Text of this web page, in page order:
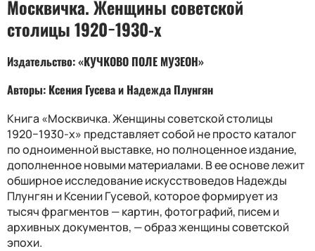
Москвичка. Женщины советской
столицы 1920−1930-х
Издательство: «КУЧКОВО ПОЛЕ МУЗЕОН»
Авторы: Ксения Гусева и Надежда Плунгян
Книга «Москвичка. Женщины советской столицы
1920−1930-х» представляет собой не просто каталог
по одноименной выставке, но полноценное издание,
дополненное новыми материалами. В ее основе лежит
обширное исследование искусствоведов Надежды
Плунгян и Ксении Гусевой, которое формирует из
тысяч фрагментов — картин, фотографий, писем и
архивных документов, — образ женщины советской
эпохи.